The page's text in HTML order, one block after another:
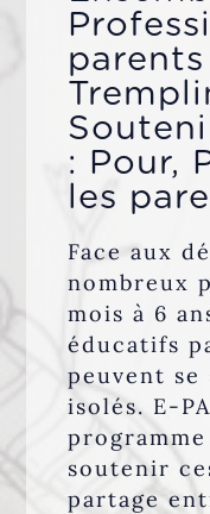
: Pour,
les
Face aux
nombreux
mois à 6
éducatifs
peuvent
isolés. E-
soutenir
partage